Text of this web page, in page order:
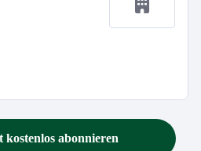
kostenlos abonnieren